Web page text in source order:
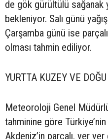
de gök gürültülü sağanak
bekleniyor. Salı günü
Çarşamba günü ise
olması tahmin ediliyor.
YURTTA KUZEY VE
Meteoroloji Genel
tahminine göre
Akdeniz’in parçalı, yer